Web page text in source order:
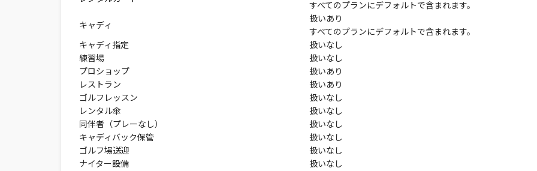
すべてのプランにデフォルトで含まれます。
キャディ
扱いあり
すべてのプランにデフォルトで含まれます。
キャディ指定
扱いなし
練習場
扱いなし
プロショップ
扱いあり
レストラン
扱いあり
ゴルフレッスン
扱いなし
レンタル傘
扱いなし
同伴者（プレーなし）
扱いなし
キャディバック保管
扱いなし
ゴルフ場送迎
扱いなし
ナイター設備
扱いなし